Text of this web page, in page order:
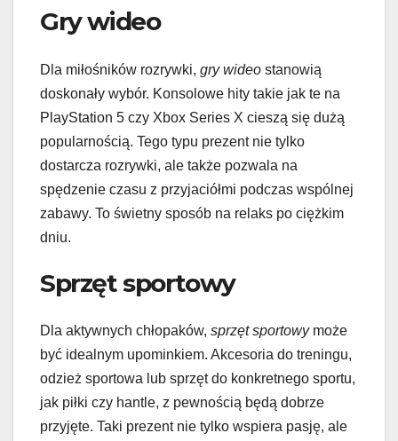
Gry wideo
Dla miłośników rozrywki, gry wideo stanowią
doskonały wybór. Konsolowe hity takie jak te na
PlayStation 5 czy Xbox Series X cieszą się dużą
popularnością. Tego typu prezent nie tylko
dostarcza rozrywki, ale także pozwala na
spędzenie czasu z przyjaciółmi podczas wspólnej
zabawy. To świetny sposób na relaks po ciężkim
dniu.
Sprzęt sportowy
Dla aktywnych chłopaków, sprzęt sportowymoże
być idealnym upominkiem. Akcesoria do treningu,
odzież sportowa lub sprzęt do konkretnego sportu,
jak piłki czy hantle, z pewnością będą dobrze
przyjęte. Taki prezent nie tylko wspiera pasję, ale